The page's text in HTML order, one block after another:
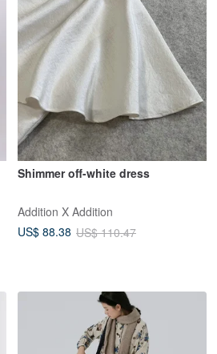
Shimmer off-white dress
Addition X Addition
US$ 88.38 US$ 110.47